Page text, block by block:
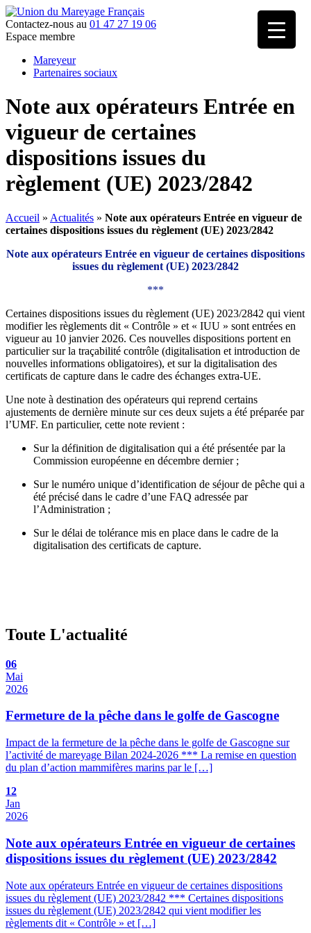
Contactez-nous au 01 47 27 19 06
Espace membre
Mareyeur
Partenaires sociaux
Note aux opérateurs Entrée en
vigueur de certaines
dispositions issues du
règlement (UE) 2023/2842
Accueil » Actualités » Note aux opérateurs Entrée en vigueur de
certaines dispositions issues du règlement (UE) 2023/2842
Note aux opérateurs Entrée en vigueur de certaines dispositions
issues du règlement (UE) 2023/2842
***
Certaines dispositions issues du règlement (UE) 2023/2842 qui vient
modifier les règlements dit « Contrôle » et « IUU » sont entrées en
vigueur au 10 janvier 2026. Ces nouvelles dispositions portent en
particulier sur la traçabilité contrôle (digitalisation et introduction de
nouvelles informations obligatoires), et sur la digitalisation des
certificats de capture dans le cadre des échanges extra-UE.
Une note à destination des opérateurs qui reprend certains
ajustements de dernière minute sur ces deux sujets a été préparée par
l’UMF. En particulier, cette note revient :
Sur la définition de digitalisation qui a été présentée par la
Commission européenne en décembre dernier ;
Sur le numéro unique d’identification de séjour de pêche qui a
été précisé dans le cadre d’une FAQ adressée par
l’Administration ;
Sur le délai de tolérance mis en place dans le cadre de la
digitalisation des certificats de capture.
Toute L'actualité
06
Mai
2026
Fermeture de la pêche dans le golfe de Gascogne
Impact de la fermeture de la pêche dans le golfe de Gascogne sur
l’activité de mareyage Bilan 2024-2026 *** La remise en question
du plan d’action mammifères marins par le […]
12
Jan
2026
Note aux opérateurs Entrée en vigueur de certaines
dispositions issues du règlement (UE) 2023/2842
Note aux opérateurs Entrée en vigueur de certaines dispositions
issues du règlement (UE) 2023/2842 *** Certaines dispositions
issues du règlement (UE) 2023/2842 qui vient modifier les
règlements dit « Contrôle » et […]